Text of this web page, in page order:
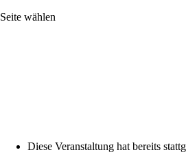
Seite wählen
Diese Veranstaltung hat bereits